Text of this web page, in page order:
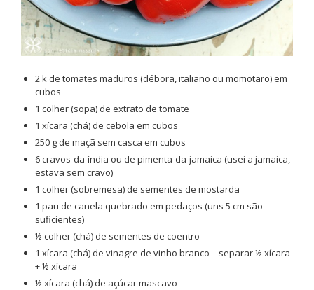
2 k de tomates maduros (débora, italiano ou momotaro) em
cubos
1 colher (sopa) de extrato de tomate
1 xícara (chá) de cebola em cubos
250 g de maçã sem casca em cubos
6 cravos-da-índia ou de pimenta-da-jamaica (usei a jamaica,
estava sem cravo)
1 colher (sobremesa) de sementes de mostarda
1 pau de canela quebrado em pedaços (uns 5 cm são
suficientes)
½ colher (chá) de sementes de coentro
1 xícara (chá) de vinagre de vinho branco – separar ½ xícara
+ ½ xícara
½ xícara (chá) de açúcar mascavo